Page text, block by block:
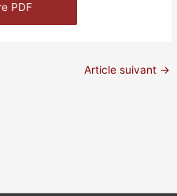
PDF
Article suivant →